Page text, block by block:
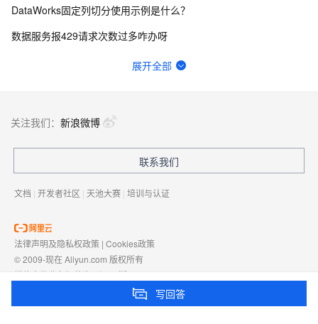
DataWorks固定列切分使用示例是什么？
数据服务报429请求次数过多咋办呀
数据来源：com.alibaba.fastjson.JSONException: syntax er
钉钉群自定义机器人@人不高亮怎么回事
展开全部
写回答
关注我们： 新浪微博
联系我们
文档 | 开发者社区 | 天池大赛 | 培训与认证
法律声明及隐私权政策 | Cookies政策
© 2009-现在 Aliyun.com 版权所有
增值电信业务经营许可证： 浙B2-20080101
浙D3-20210002
浙公网安备 33010602009975号浙B2-20080101-4